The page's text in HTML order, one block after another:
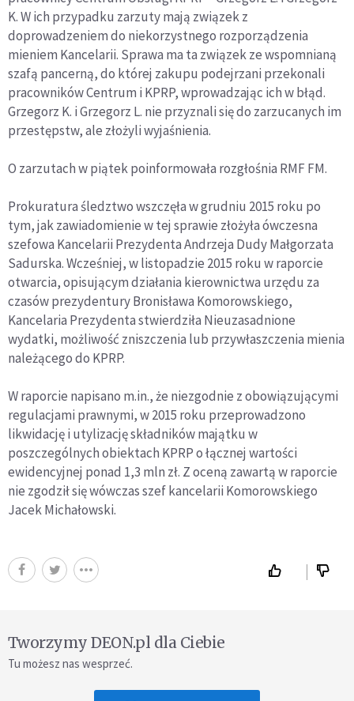
K. W ich przypadku zarzuty mają związek z
doprowadzeniem do niekorzystnego rozporządzenia
mieniem Kancelarii. Sprawa ma ta związek ze wspomnianą
szafą pancerną, do której zakupu podejrzani przekonali
pracowników Centrum i KPRP, wprowadzając ich w błąd.
Grzegorz K. i Grzegorz L. nie przyznali się do zarzucanych im
przestępstw, ale złożyli wyjaśnienia.
O zarzutach w piątek poinformowała rozgłośnia RMF FM.
Prokuratura śledztwo wszczęła w grudniu 2015 roku po
tym, jak zawiadomienie w tej sprawie złożyła ówczesna
szefowa Kancelarii Prezydenta Andrzeja Dudy Małgorzata
Sadurska. Wcześniej, w listopadzie 2015 roku w raporcie
otwarcia, opisującym działania kierownictwa urzędu za
czasów prezydentury Bronisława Komorowskiego,
Kancelaria Prezydenta stwierdziła Nieuzasadnione
wydatki, możliwość zniszczenia lub przywłaszczenia mienia
należącego do KPRP.
W raporcie napisano m.in., że niezgodnie z obowiązującymi
regulacjami prawnymi, w 2015 roku przeprowadzono
likwidację i utylizację składników majątku w
poszczególnych obiektach KPRP o łącznej wartości
ewidencyjnej ponad 1,3 mln zł. Z oceną zawartą w raporcie
nie zgodził się wówczas szef kancelarii Komorowskiego
Jacek Michałowski.
Tworzymy DEON.pl dla Ciebie
Tu możesz nas wesprzeć.